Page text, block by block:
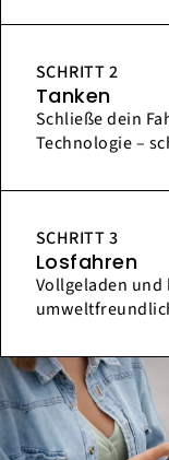
SCHRITT 2
Tanken
Schließe dein
Technologie –
SCHRITT 3
Losfahren
Vollgeladen und